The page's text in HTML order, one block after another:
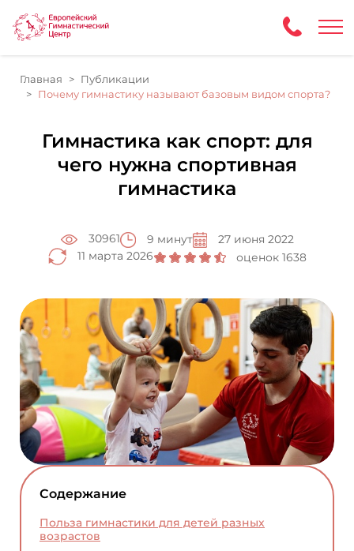
Главная
Публикации
Почему гимнастику называют базовым видом спорта?
Гимнастика как спорт: для
чего нужна спортивная
гимнастика
30961 9 минут
27 июня 2022
11 марта 2026
оценок 1638
Содержание
Польза гимнастики для детей разных
возрастов